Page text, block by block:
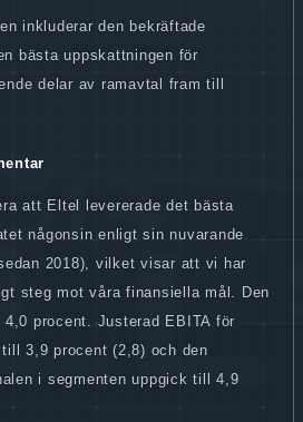
inkluderar den bekräftade
bästa uppskattningen för
delar av ramavtal fram till
att Eltel levererade det bästa
någonsin enligt sin nuvarande
2018), vilket visar att vi har
steg mot våra finansiella mål. Den
procent. Justerad EBITA för
3,9 procent (2,8) och den
i segmenten uppgick till 4,9